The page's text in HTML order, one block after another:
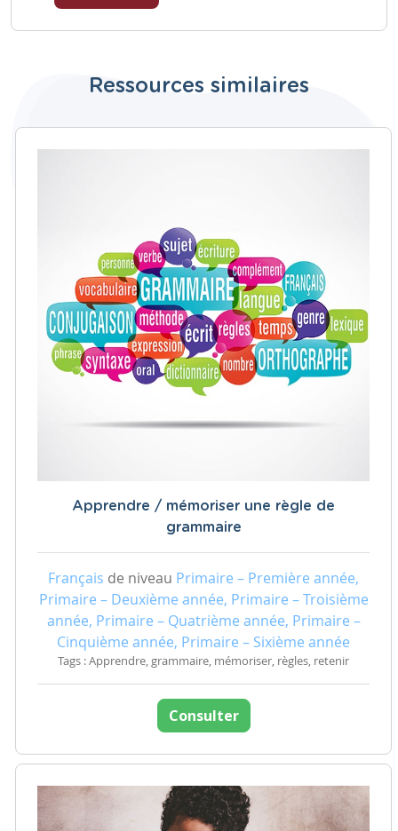
Ressources similaires
Apprendre / mémoriser une règle de
grammaire
Français de niveau Primaire – Première année,
Primaire – Deuxième année, Primaire – Troisième
année, Primaire – Quatrième année, Primaire –
Cinquième année, Primaire – Sixième année
Tags : Apprendre, grammaire, mémoriser, règles, retenir
Consulter